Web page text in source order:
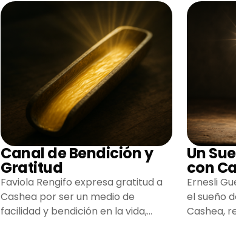
Canal de Bendición y
Gratitud
Faviola Rengifo expresa gratitud a
Cashea por ser un medio de
facilidad y bendición en la vida,
Un
con
Ernesli
el sueño
Cashea,